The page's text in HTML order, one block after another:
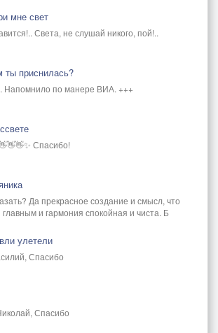
мне свет
Света, не слушай никого, пой!..
ты приснилась?
Напомнило по манере ВИА. +++
Спасибо!
Да прекрасное создание и смысл, что
главным и гармония спокойная и чиста. Б
улетели
Спасибо
Спасибо